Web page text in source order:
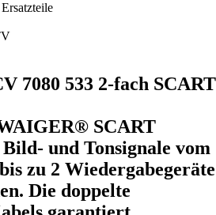
7080 533 2-fach SCART
SCART
und Tonsignale vom
zu 2 Wiedergabegeräte
Die doppelte